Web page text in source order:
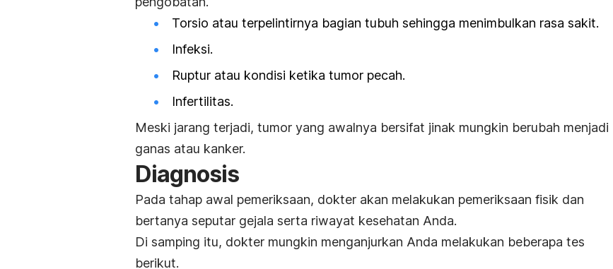
Torsio atau terpelintirnya bagian tubuh sehingga menimbulkan rasa sakit.
Infeksi.
Ruptur atau kondisi ketika tumor pecah.
Infertilitas.
Meski jarang terjadi, tumor yang awalnya bersifat jinak mungkin berubah menjadi
ganas atau kanker.
Diagnosis
Pada tahap awal pemeriksaan, dokter akan melakukan pemeriksaan fisik dan
bertanya seputar gejala serta riwayat kesehatan Anda.
Di samping itu, dokter mungkin menganjurkan Anda melakukan beberapa tes
berikut.